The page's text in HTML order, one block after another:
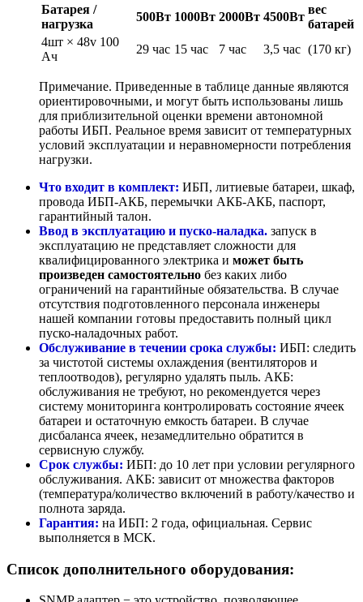
Батарея /
нагрузка
500Вт 1000Вт 2000Вт 4500Вт
вес
батарей
4шт × 48v 100
Ач
29 час 15 час 7 час 3,5 час (170 кг)
Примечание. Приведенные в таблице данные являются
ориентировочными, и могут быть использованы лишь
для приблизительной оценки времени автономной
работы ИБП. Реальное время зависит от температурных
условий эксплуатации и неравномерности потребления
нагрузки.
Что входит в комплект: ИБП, литиевые батареи, шкаф,
провода ИБП-АКБ, перемычки АКБ-АКБ, паспорт,
гарантийный талон.
Ввод в эксплуатацию и пуско-наладка. запуск в
эксплуатацию не представляет сложности для
квалифицированного электрика и может быть
произведен самостоятельно без каких либо
ограничений на гарантийные обязательства. В случае
отсутствия подготовленного персонала инженеры
нашей компании готовы предоставить полный цикл
пуско-наладочных работ.
Обслуживание в течении срока службы: ИБП: следить
за чистотой системы охлаждения (вентиляторов и
теплоотводов), регулярно удалять пыль. АКБ:
обслуживания не требуют, но рекомендуется через
систему мониторинга контролировать состояние ячеек
батареи и остаточную емкость батареи. В случае
дисбаланса ячеек, незамедлительно обратится в
сервисную службу.
Срок службы: ИБП: до 10 лет при условии регулярного
обслуживания. АКБ: зависит от множества факторов
(температура/количество включений в работу/качество и
полнота заряда.
Гарантия: на ИБП: 2 года, официальная. Сервис
выполняется в МСК.
Список дополнительного оборудования: